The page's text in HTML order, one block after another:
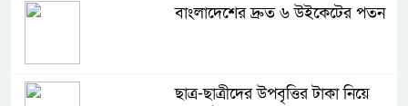
বাংলাদেশের দ্রুত ৬ উইকেটের পতন
ছাত্র-ছাত্রীদের উপবৃত্তির টাকা নিয়ে